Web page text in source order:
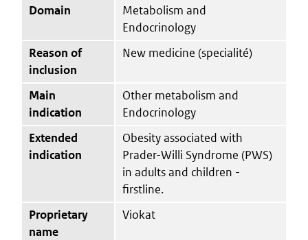
Domain
Metabolism and
Endocrinology
Reason of
inclusion
New medicine (specialité)
Main
indication
Other metabolism and
Endocrinology
Extended
indication
Obesity associated with
Prader-Willi Syndrome (PWS)
in adults and children -
firstline.
Proprietary
name
Viokat